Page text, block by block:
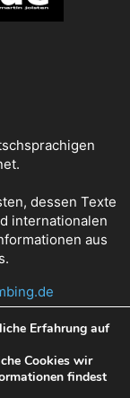
dessen Texte
internationalen
aus
Erfahrung auf
Cookies wir
findest